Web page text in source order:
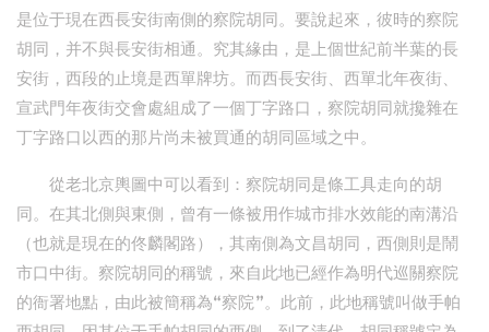
是位于現在西長安街南側的察院胡同。要說起來，彼時的察院
胡同，并不與長安街相通。究其緣由，是上個世紀前半葉的長
安街，西段的止境是西單牌坊。而西長安街、西單北年夜街、
宣武門年夜街交會處組成了一個丁字路口，察院胡同就攙雜在
丁字路口以西的那片尚未被買通的胡同區域之中。
從老北京輿圖中可以看到：察院胡同是條工具走向的胡
同。在其北側與東側，曾有一條被用作城市排水效能的南溝沿
（也就是現在的佟麟閣路），其南側為文昌胡同，西側則是鬧
市口中街。察院胡同的稱號，來自此地已經作為明代巡關察院
的衙署地點，由此被簡稱為“察院”。此前，此地稱號叫做手帕